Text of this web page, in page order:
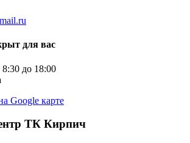
для вас
до 18:00
Google карте
ТК Кирпич